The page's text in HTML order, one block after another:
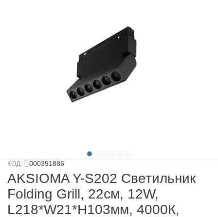
КОД: 000391886
AKSIOMA Y-S202 Светильник
Folding Grill, 22см, 12W,
L218*W21*H103мм, 4000К,